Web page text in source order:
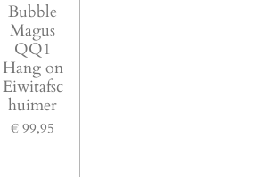
Bubble
Magus
QQ1
Hang on
Eiwitafsc
huimer
€ 99,95